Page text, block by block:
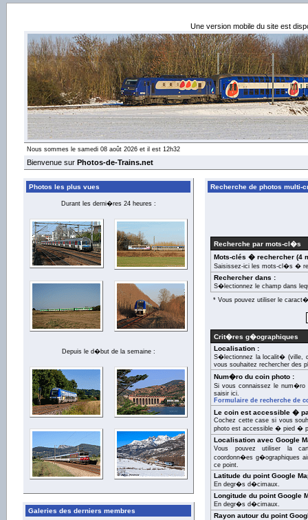
Une version mobile du site est
Nous sommes le samedi 08 août 2026 et il est 12h32
Bienvenue sur Photos-de-Trains.net
Photos les plus vues
Durant les derni�res 24 heures :
Depuis le d�but de la semaine :
Galeries des derniers membres
Recherche de photos multi-
Recherche par mots-cl�s
Mots-clés � rechercher (4
Saisissez-ici les mots-cl�s �
Rechercher dans :
S�lectionnez le champ dans
* Vous pouvez utiliser le
Crit�res g�ographiques
Localisation :
S�lectionnez la localit� (ville,
vous souhaitez rechercher des
Num�ro du coin photo :
Si vous connaissez le
saisir ici.
Formulaire de recherche de
Le coin est accessible �
Cochez cette case si vous
photo est accessible � pied �
Localisation avec Google
Vous pouvez utiliser la
coordonn�es g�ographiques
ce point.
Latitude du point Google
En degr�s d�cimaux.
Longitude du point Google
En degr�s d�cimaux.
Rayon autour du point